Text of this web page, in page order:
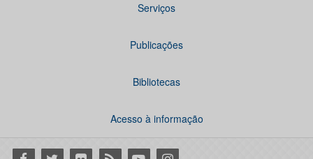
Serviços
Publicações
Bibliotecas
Acesso à informação